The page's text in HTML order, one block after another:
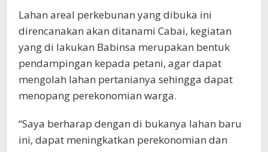
Lahan areal perkebunan yang dibuka ini
direncanakan akan ditanami Cabai, kegiatan
yang di lakukan Babinsa merupakan bentuk
pendampingan kepada petani, agar dapat
mengolah lahan pertanianya sehingga dapat
menopang perekonomian warga.
“Saya berharap dengan di bukanya lahan baru
ini, dapat meningkatkan perekonomian dan